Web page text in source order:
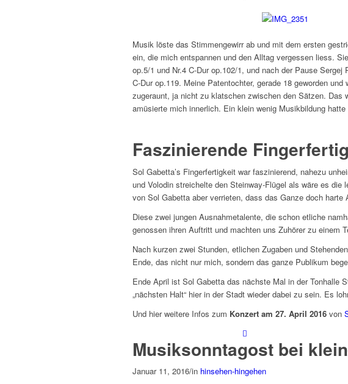
Musik löste das Stimmengewirr ab und mit dem ersten
ein, die mich entspannen und den Alltag vergessen liess.
op.5/1 und Nr.4 C-Dur op.102/1, und nach der Pause
C-Dur op.119. Meine Patentochter, gerade 18 geworden
zugeraunt, ja nicht zu klatschen zwischen den Sätzen. Das
amüsierte mich innerlich. Ein klein wenig Musikbildung
Faszinierende
Sol Gabetta’s Fingerfertigkeit war faszinierend, nahezu
und Volodin streichelte den Steinway-Flügel als wäre es
von Sol Gabetta aber verrieten, dass das Ganze doch harte
Diese zwei jungen Ausnahmetalente, die schon etliche
genossen ihren Auftritt und machten uns Zuhörer zu einem
Nach kurzen zwei Stunden, etlichen Zugaben und
Ende, das nicht nur mich, sondern das ganze Publikum
Ende April ist Sol Gabetta das nächste Mal in der Tonhalle
„nächsten Halt“ hier in der Stadt wieder dabei zu sein. Es
Und hier weitere Infos zum Konzert am 27. April 2016 von
Musiksonntagost bei
Januar 11, 2016/in hinsehen-hingehen